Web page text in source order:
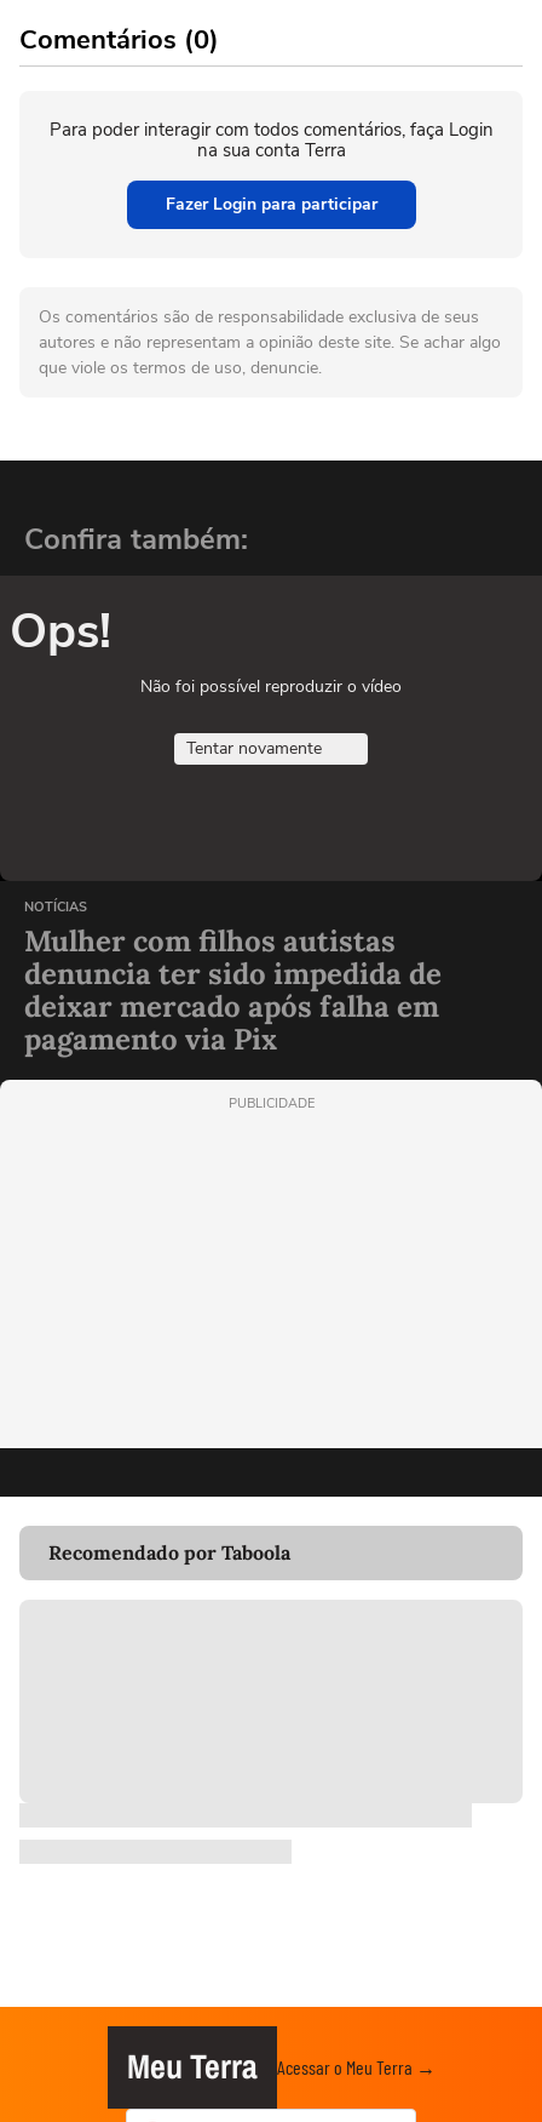
Comentários (0)
Para poder interagir com todos comentários, faça Login
na sua conta Terra
Fazer Login para participar
Os comentários são de responsabilidade exclusiva de seus
autores e não representam a opinião deste site. Se achar algo
que viole os termos de uso, denuncie.
Confira também:
Ops!
Não foi possível reproduzir o vídeo
Tentar novamente
NOTÍCIAS
Mulher com filhos autistas
denuncia ter sido impedida de
deixar mercado após falha em
pagamento via Pix
PUBLICIDADE
Recomendado por Taboola
Meu Terra Acessar o Meu Terra →